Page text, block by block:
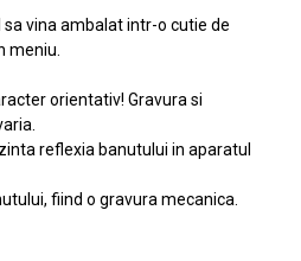
sa vina ambalat intr-o cutie de
meniu.
orientativ! Gravura si
reflexia banutului in aparatul
fiind o gravura mecanica.